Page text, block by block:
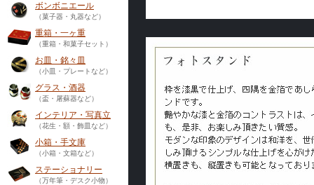
ボンボニエール
（菓子器・丸器など）
重箱・一ヶ重
（重箱・和菓子セット）
お皿・銘々皿
（小皿・プレートなど）
グラス・酒器
（盃・屠蘇器など）
インテリア・写真立
（花生・額・飾皿など）
小箱・手文庫
（小箱・文箱など）
ステーショナリー
（万年筆・デスク小物）